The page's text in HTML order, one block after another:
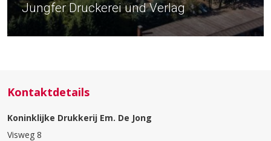
Jungfer Druckerei und Verlag
Kontaktdetails
Koninklijke Drukkerij Em. De Jong
Visweg 8